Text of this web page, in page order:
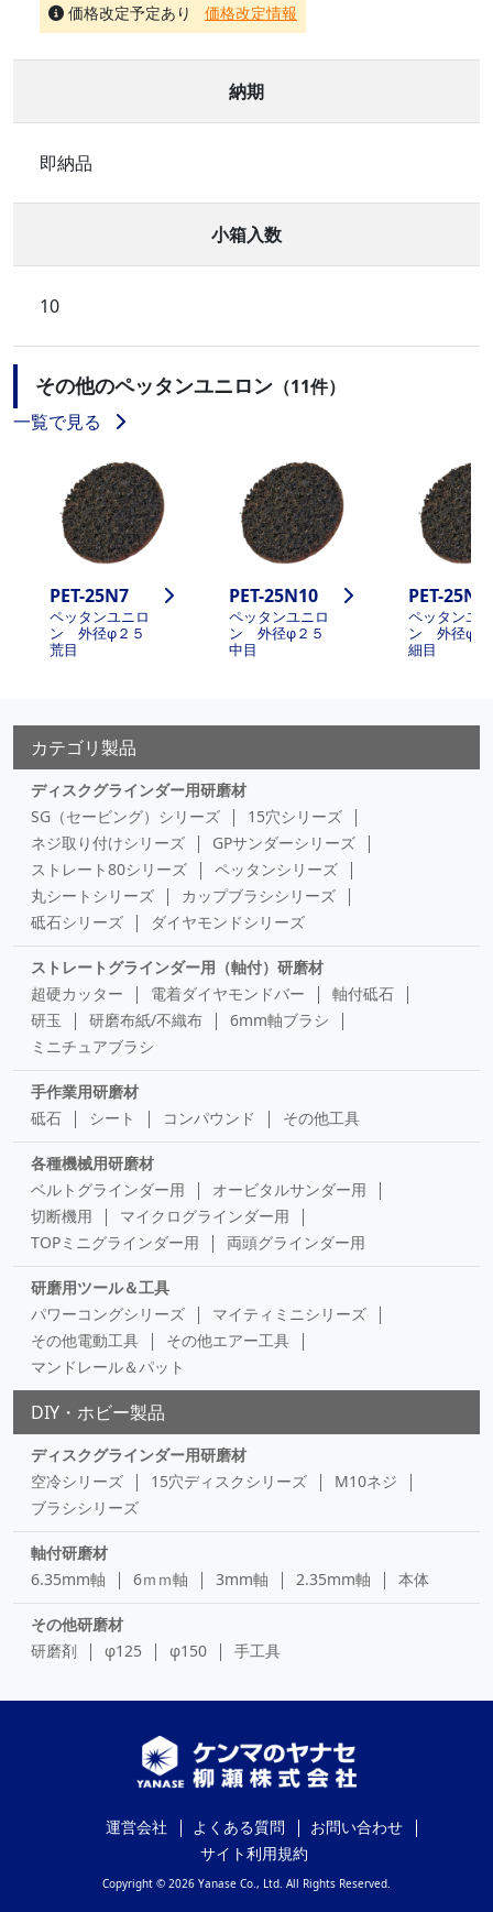
価格改定予定あり
価格改定情報
納期
即納品
小箱入数
10
その他のペッタンユニロン （11件）
一覧で見る
PET-25N7
ペッタンユニロ
ン 外径φ２５
荒目
PET-25N10
ペッタンユニロ
ン 外径φ２５
中目
PET-
ペッタンユ
ン 外径φ
細目
カテゴリ製品
ディスクグラインダー用研磨材
SG（セービング）シリーズ
15穴シリーズ
ネジ取り付けシリーズ
GPサンダーシリーズ
ストレート80シリーズ
ペッタンシリーズ
丸シートシリーズ
カップブラシシリーズ
砥石シリーズ
ダイヤモンドシリーズ
ストレートグラインダー用（軸付）研磨材
超硬カッター
電着ダイヤモンドバー
軸付砥石
研玉
研磨布紙/不織布
6mm軸ブラシ
ミニチュアブラシ
手作業用研磨材
砥石
シート コンパウンド その他工具
各種機械用研磨材
ベルトグラインダー用
オービタルサンダー用
切断機用
マイクログラインダー用
TOPミニグラインダー用
両頭グラインダー用
研磨用ツール＆工具
パワーコングシリーズ
マイティミニシリーズ
その他電動工具
その他エアー工具
マンドレール＆パット
DIY・ホビー製品
ディスクグラインダー用研磨材
空冷シリーズ
15穴ディスクシリーズ
M10ネジ
ブラシシリーズ
軸付研磨材
6.35mm軸
6ｍｍ軸 3mm軸 2.35mm軸 本体
その他研磨材
研磨剤
φ125 φ150 手工具
運営会社 よくある質問
お問い合わせ
サイト利用規約
Copyright © 2026 Yanase Co., Ltd. All Rights Reserved.